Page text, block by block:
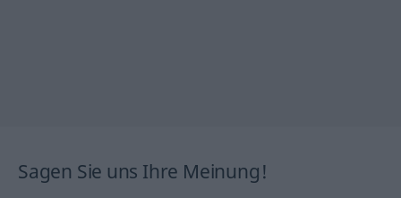
Sagen Sie uns Ihre Meinung!